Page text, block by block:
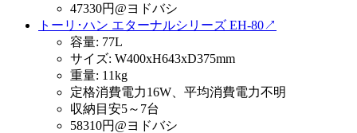
47330円@ヨドバシ
トーリ･ハン エターナルシリーズ EH-80↗
容量: 77L
サイズ: W400xH643xD375mm
重量: 11kg
定格消費電力16W、平均消費電力不明
収納目安5～7台
58310円@ヨドバシ